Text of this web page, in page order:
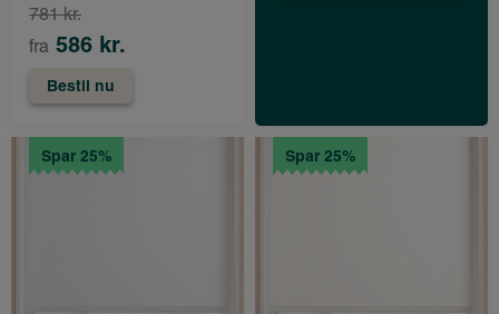
fra 586 kr.
781 kr.
Bestil nu
Spar 25% Spar 25%